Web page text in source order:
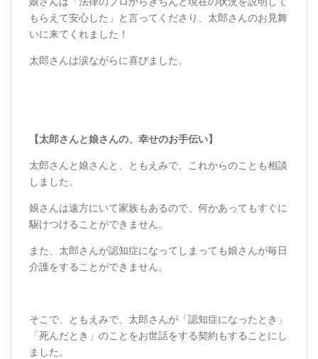
もらえて安心した」と言ってくださり、太郎さんのお見舞
いに来てくれました！
太郎さんは涙ながらに喜びました。
【太郎さんと娘さんの、幸せのお手伝い】
太郎さんと娘さんと、ともえみで、これからのことも相談
しました。
娘さんは遠方にいて家族もあるので、何かあってもすぐに
駆けつけることができません。
また、太郎さんが認知症になってしまっても娘さんが毎日
介護をすることができません。
そこで、ともえみで、太郎さんが「認知症になったとき」
「死んだとき」のことをお世話をする契約もすることにし
ました。